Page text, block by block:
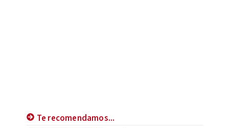
Te recomendamos...